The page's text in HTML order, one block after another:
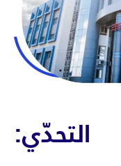
التحدّي: